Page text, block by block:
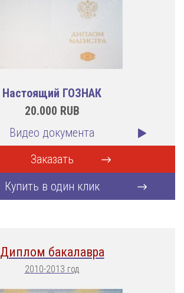
Настоящий ГОЗНАК
20.000 RUB
Видео документа
Заказать
Купить в один клик
Диплом бакалавра
2010-2013 год